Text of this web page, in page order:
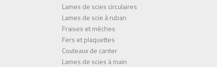
Lames de scies circulaires
Lames de scie à ruban
Fraises et mèches
Fers et plaquettes
Couteaux de canter
Lames de scies à main